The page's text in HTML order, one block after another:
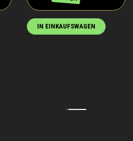
IN EINKAUFSWAGEN